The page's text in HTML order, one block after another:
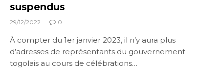
suspendus
29/12/2022 0
À compter du 1er janvier 2023, il n’y aura plus
d’adresses de représentants du gouvernement
togolais au cours de célébrations…